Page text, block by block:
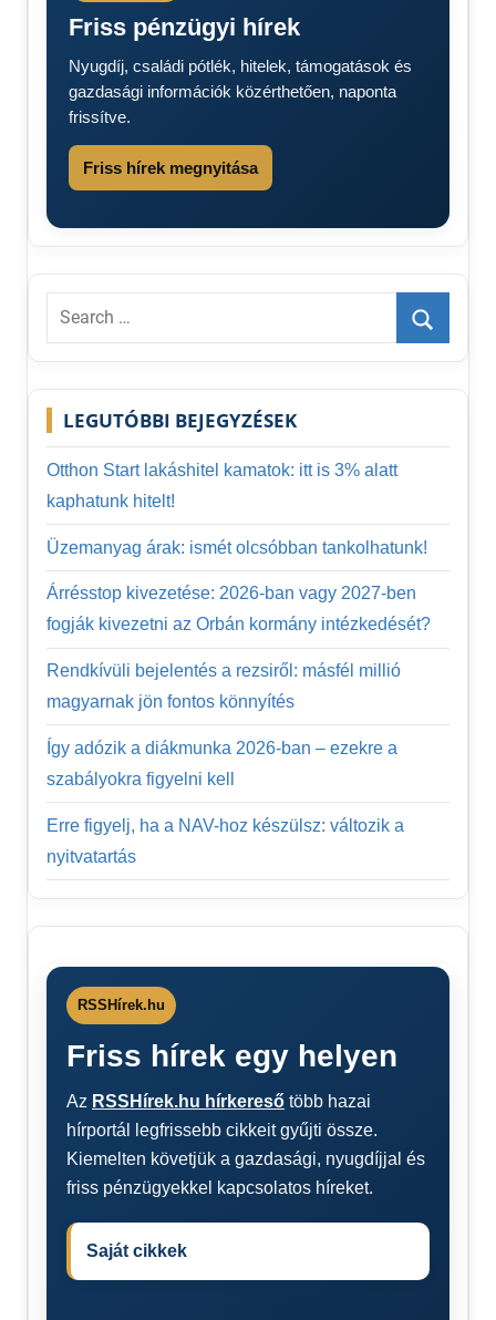
köznevelési
törvény
mobiltelefon
Friss pénzügyi hírek
Nyugdíj, családi pótlék, hitelek, támogatások és
gazdasági információk közérthetően, naponta
frissítve.
Friss hírek megnyitása
Search
Search
LEGUTÓBBI BEJEGYZÉSEK
Otthon Start lakáshitel kamatok: itt is 3% alatt
kaphatunk hitelt!
Üzemanyag árak: ismét olcsóbban tankolhatunk!
Árrésstop kivezetése: 2026-ban vagy 2027-ben
fogják kivezetni az Orbán kormány intézkedését?
Rendkívüli bejelentés a rezsiről: másfél millió
magyarnak jön fontos könnyítés
Így adózik a diákmunka 2026-ban – ezekre a
szabályokra figyelni kell
Erre figyelj, ha a NAV-hoz készülsz: változik a
nyitvatartás
RSSHírek.hu
Friss hírek egy helyen
Az RSSHírek.hu hírkereső több hazai
hírportál legfrissebb cikkeit gyűjti össze.
Kiemelten követjük a gazdasági, nyugdíjjal és
friss pénzügyekkel kapcsolatos híreket.
Saját cikkek